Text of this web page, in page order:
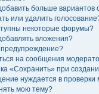
больше вариантов
или удалить
некоторые форумы?
вложения?
на сообщения
«Сохранить» при
нуждается в проверки
мою тему?